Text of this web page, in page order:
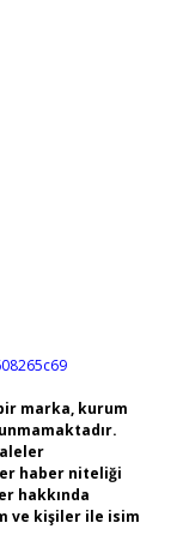
marka, kurum
haber niteliği
hakkında
ve kişiler ile isim